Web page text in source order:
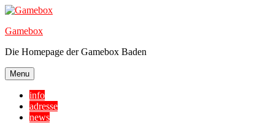
Skip
content
Gamebox
Die Homepage der Gamebox Baden
Menu
info
adresse
news